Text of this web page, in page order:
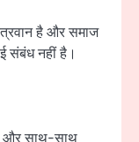
है और समाज
संबंध नहीं है।